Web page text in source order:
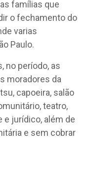
famílias que
o fechamento do
varias
Paulo.
no período, as
moradores da
capoeira, salão
teatro,
e jurídico, além de
e sem cobrar